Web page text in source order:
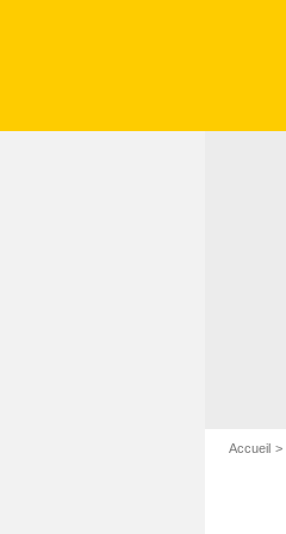
Accueil